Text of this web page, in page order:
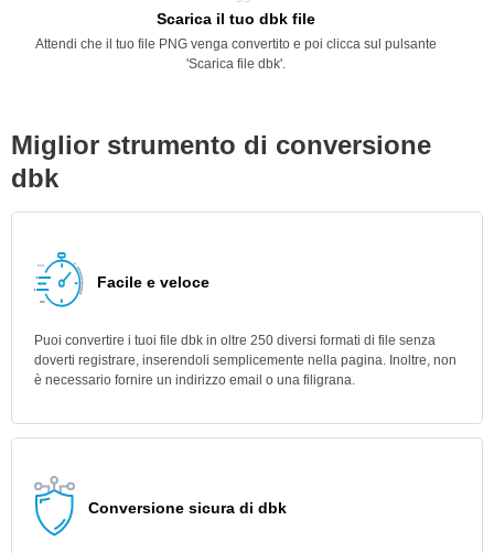
Scarica il tuo dbk file
Attendi che il tuo file PNG venga convertito e poi clicca sul pulsante
'Scarica file dbk'.
Miglior strumento di conversione
dbk
Facile e veloce
Puoi convertire i tuoi file dbk in oltre 250 diversi formati di file senza
doverti registrare, inserendoli semplicemente nella pagina. Inoltre, non
è necessario fornire un indirizzo email o una filigrana.
Conversione sicura di dbk